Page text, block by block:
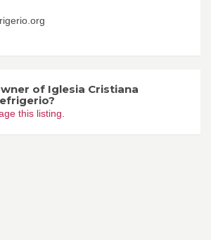
of Iglesia Cristiana
this listing.